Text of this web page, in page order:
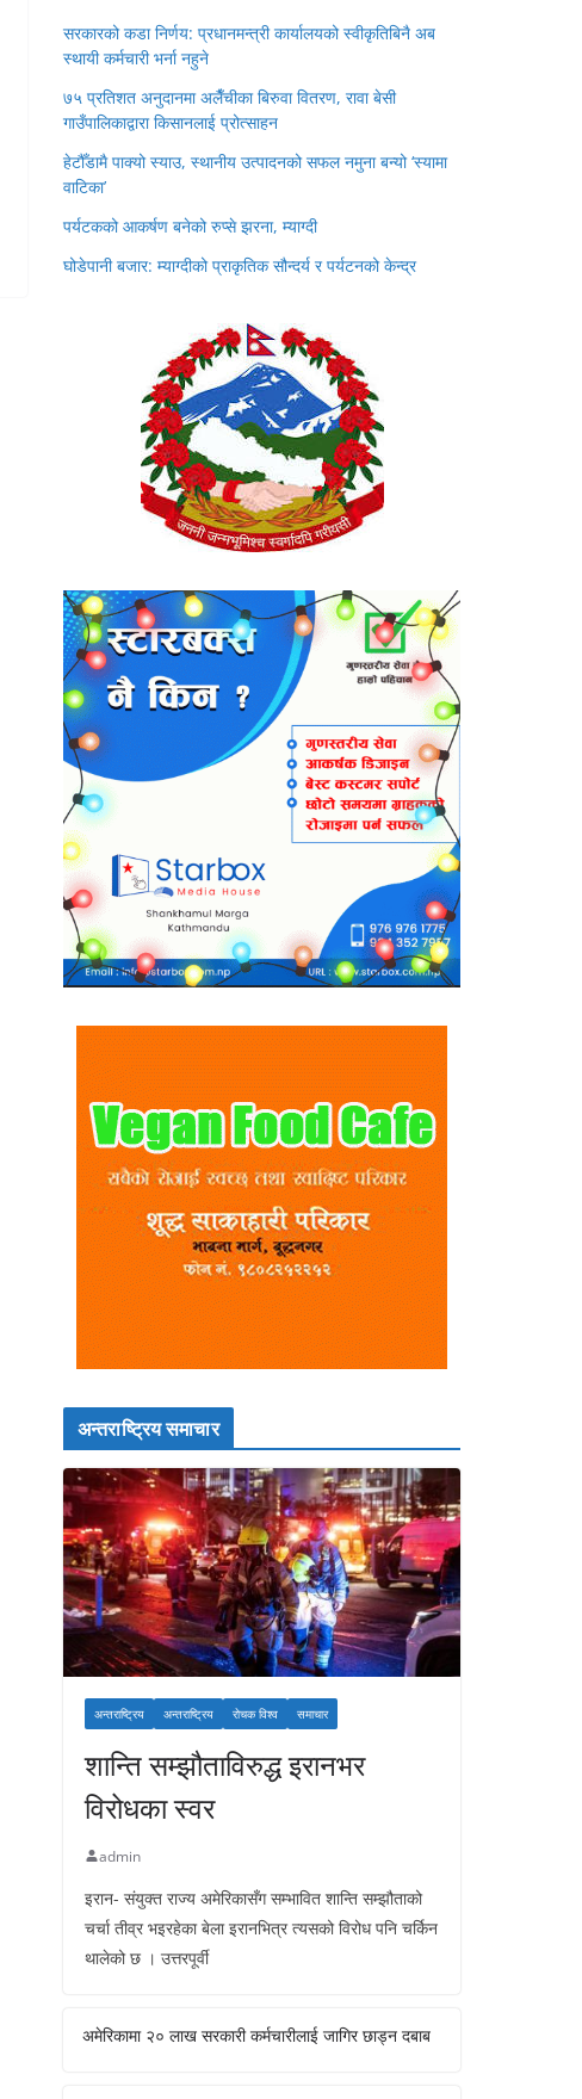
सरकारको कडा निर्णय: प्रधानमन्त्री कार्यालयको स्वीकृतिबिनै अब
स्थायी कर्मचारी भर्ना नहुने
७५ प्रतिशत अनुदानमा अलैँचीका बिरुवा वितरण, रावा बेसी
गाउँपालिकाद्वारा किसानलाई प्रोत्साहन
हेटौँडामै पाक्यो स्याउ, स्थानीय उत्पादनको सफल नमुना बन्यो ‘स्यामा
वाटिका’
पर्यटकको आकर्षण बनेको रुप्से झरना, म्याग्दी
घोडेपानी बजार: म्याग्दीको प्राकृतिक सौन्दर्य र पर्यटनको केन्द्र
अन्तराष्ट्रिय समाचार
अन्तराष्ट्रिय अन्तराष्ट्रिय रोचक विश्व समाचार
शान्ति सम्झौताविरुद्ध इरानभर
विरोधका स्वर
admin
इरान- संयुक्त राज्य अमेरिकासँग सम्भावित शान्ति सम्झौताको
चर्चा तीव्र भइरहेका बेला इरानभित्र त्यसको विरोध पनि चर्किन
थालेको छ । उत्तरपूर्वी
अमेरिकामा २० लाख सरकारी कर्मचारीलाई जागिर छाड्न दबाब